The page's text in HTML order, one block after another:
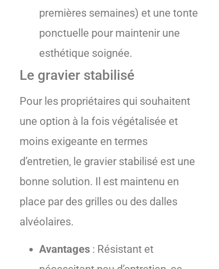
premières semaines) et une tonte
ponctuelle pour maintenir une
esthétique soignée.
Le gravier stabilisé
Pour les propriétaires qui souhaitent
une option à la fois végétalisée et
moins exigeante en termes
d’entretien, le gravier stabilisé est une
bonne solution. Il est maintenu en
place par des grilles ou des dalles
alvéolaires.
Avantages : Résistant et